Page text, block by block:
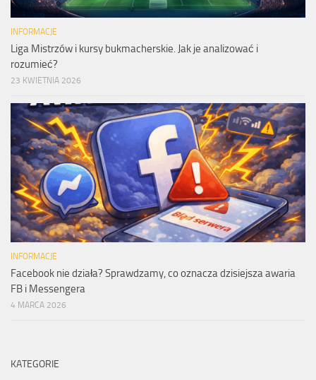
INFORMACJE
Liga Mistrzów i kursy bukmacherskie. Jak je analizować i
rozumieć?
23 KWIETNIA 2026
INFORMACJE
Facebook nie działa? Sprawdzamy, co oznacza dzisiejsza awaria
FB i Messengera
4 MARCA 2026
KATEGORIE